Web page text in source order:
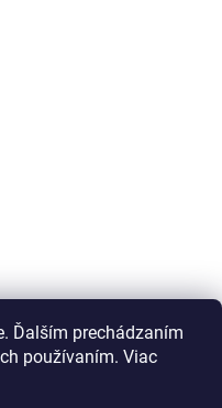
Ďalším prechádzaním
používaním. Viac